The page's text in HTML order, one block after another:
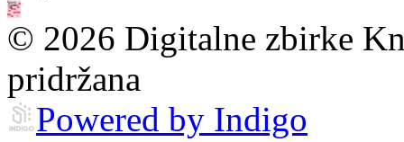
© 2026 Digitalne zbirke
pridržana
Powered by Indigo